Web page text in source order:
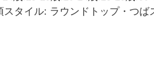
タイル: ラウンドトップ・つば